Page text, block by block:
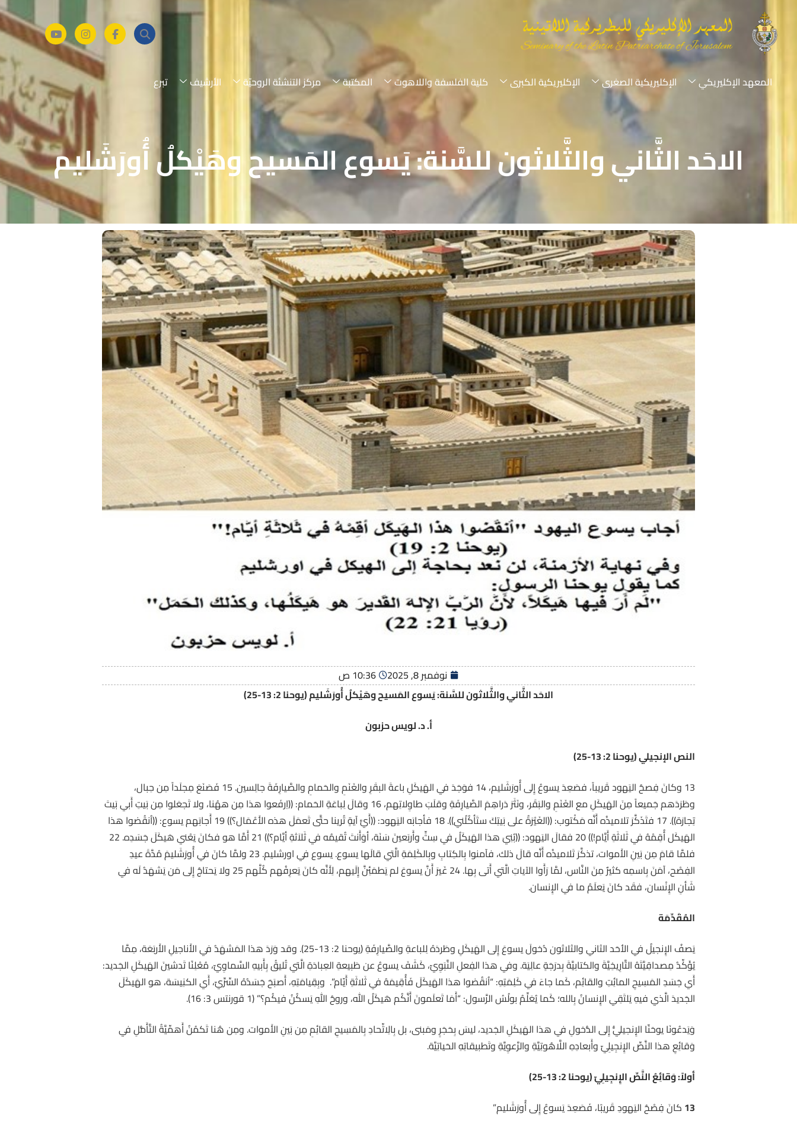
المعهد الإكليريكي الإكليريكية الصغرى الإكليريكية الكبرى كلية الفلسفة واللاهوت المكتبة مركز التنشئة الروحيّة الأرشيف تبرع
الاحَد الثَّاني والثَّلاثون للسَّنة: يَسوع المَسيح وهَيْكلُ أُورَشَليم
نوفمبر 8, 2025
10:36 ص
الاحَد الثَّاني والثَّلاثون للسَّنة: يَسوع المَسيح وهَيْكلُ أُورَشَليم (يوحنا 2: 13-25)
أ. د. لويس حزبون
النص الإنجيلي (يوحنا 2: 13-25)
13 وكانَ فِصحُ اليَهود قَريباً، فصَعِدَ يسوعُ إِلى أُورَشَليم، 14 فوَجَدَ في الهَيكَلِ باعةَ البقَرِ والغَنَمِ والحَمامِ والصَّيارِفَةَ جالِسين. 15 فَصَنَعَ مِجلَداً مِن حِبال،
وطَرَدَهم جَميعاً مِنَ الهَيكَلِ مع الغَنَمِ والبَقَر، ونَثَرَ دَراهِمَ الصَّيارِفَةِ وقلَبَ طاوِلاتِهم، 16 وقالَ لِباعَةِ الحَمام: ((اِرفَعوا هذا مِن ههُنا، ولا تَجعَلوا مِن بَيتِ أَبي بَيتَ
تِجارَة)). 17 فتَذَكَّرَ تلاميذُه أَنَّه مَكْتوب: ((الغَيْرَةُ على بَيتِكَ ستَأكُلُني)). 18 فأجابَه اليَهود: ((أَيَّ آيةٍ تُرينا حتَّى تَعمَلَ هذه الأَعْمَال؟)) 19 أَجابَهم يسوع: ((اُنقُضوا هذا
الهَيكَل أُقِمْهُ في ثَلاثَةِ أَيَّام!)) 20 فقالَ اليَهود: ((بُنِيَ هذا الهَيكَلُ في سِتٍّ وأَربَعينَ سَنَة، أوَأَنتَ تُقيمُه في ثَلاَثةِ أيَّام؟)) 21 أَمَّا هو فكانَ يَعْني هَيكَلَ جَسَدِه. 22
فلمَّا قامَ مِن بَينِ الأَموات، تذكَّرَ تَلاميذُه أَنَّه قالَ ذلك، فآمنوا بِالكِتابِ وبِالكَلِمَةِ الَّتي قالَها يسوع. يسوع في اورشليم. 23 ولمَّا كانَ في أُورَشَليمَ مُدَّةَ عيدِ
الفِصْح، آمَنَ بِاسمِه كثيرٌ مِنَ النَّاس، لمَّا رَأَوا الآياتِ الَّتي أَتى بِها. 24 غَيرَ أَنَّ يسوعَ لم يَطمَئِنَّ إِلَيهم، لِأَنَّه كانَ يَعرِفُهم كُلَّهم 25 ولا يَحتاجُ إِلى مَن يَشهَدُ لَه في
شَأنِ الإِنْسان، فقَد كانَ يَعلَمُ ما في الإِنسان.
المُقَدِّمَة
يَصفُ الإِنجيلُ في الأحَد الثاني والثلاثون دُخولَ يسوعَ إِلى الهَيكَلِ وطَردَهُ لِلباعةِ والصَّيارِفَةِ (يوحنا 2: 13-25). وقد وَرَدَ هذا المَشهَدُ في الأَناجيلِ الأَربَعَة، مِمَّا
يُؤَكِّدُ مِصداقِيَّتَهُ التَّارِيخِيَّةَ والكتابيَّةَ بِدرَجَةٍ عالِيَة. وفي هذا الفِعلِ النَّبَوِيّ، كَشَفَ يسوعُ عن طَبيعةِ العِبادَةِ الَّتي تُليقُ بِأَبيهِ السَّماوِيّ، مُعْلِنًا تَدشينَ الهَيكَلِ الجَديد:
أَي جَسَدِ المَسِيحِ المائِتِ والقائِم، كَما جاءَ في كَلِمَتِهِ: “اُنقُضوا هذا الهَيكَلَ فَأُقِيمَهُ في ثَلاثَةِ أَيّام”. وبِقِيامَتِهِ، أَصبَحَ جَسَدُهُ السِّرِّيّ، أَي الكنِيسَة، هو الهَيكَلَ
الجَديدَ الَّذي فيهِ يَلتَقِي الإِنسانُ بِالله؛ كَما يُعَلِّمُ بولُسُ الرَّسول: “أَمَا تَعلَمونَ أَنَّكُم هَيكَلُ الله، وروحُ اللهِ يَسكُنُ فيكُم؟” (1 قورنتس 3: 16).
وَيَدعُونَا يوحَنّا الإِنجيليُّ إِلى الدُّخولِ في هذا الهَيكَلِ الجَديد، ليسَ بِحَجَرٍ ومَبنى، بل بِالِاتِّحادِ بِالمَسِيحِ القائِمِ مِن بَينِ الأَموات. ومِن هُنا تَكمُنُ أَهمِّيَّةُ التَّأَمُّلِ في
وَقائِعِ هذا النَّصِّ الإِنجِيلِيّ وأَبعادِهِ اللَّاهُوتِيَّةِ والرَّعوِيَّةِ وتَطبيقاتِهِ الحَياتِيَّة.
أولاً: وَقائِعُ النَّصِّ الإِنجِيلِيّ (يوحنا 2: 13-25)
13 كانَ فِصْحُ اليَهودِ قَريبًا، فَصَعِدَ يَسوعُ إِلى أُورَشَليم”